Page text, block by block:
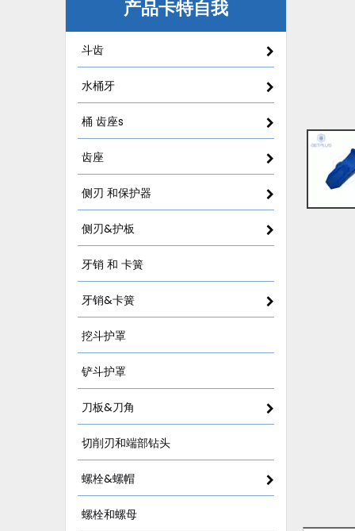
产品卡特自我
斗齿
水桶牙
桶 齿座s
齿座
侧刃 和保护器
侧刃&护板
牙销 和 卡簧
牙销&卡簧
挖斗护罩
铲斗护罩
刀板&刀角
切削刃和端部钻头
螺栓&螺帽
螺栓和螺母